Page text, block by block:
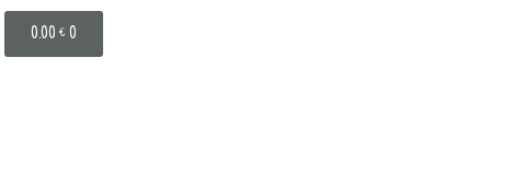
0.00 € 0